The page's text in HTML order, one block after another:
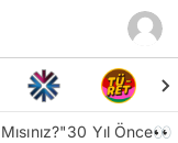
30 Yıl Önce👀